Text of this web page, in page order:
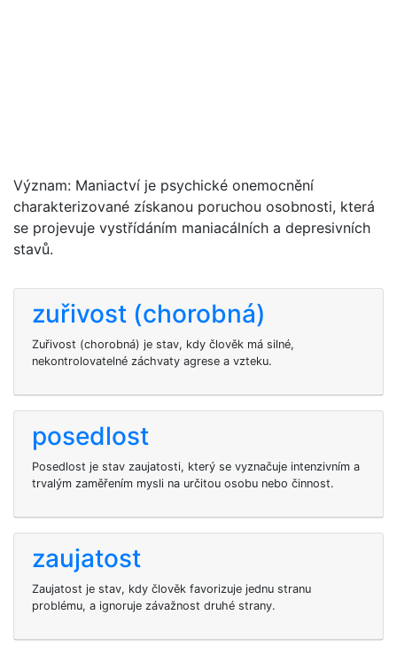
Význam: Maniactví je psychické onemocnění
charakterizované získanou poruchou osobnosti, která
se projevuje vystřídáním maniacálních a depresivních
stavů.
zuřivost (chorobná)
Zuřivost (chorobná) je stav, kdy člověk má silné,
nekontrolovatelné záchvaty agrese a vzteku.
posedlost
Posedlost je stav zaujatosti, který se vyznačuje intenzivním a
trvalým zaměřením mysli na určitou osobu nebo činnost.
zaujatost
Zaujatost je stav, kdy člověk favorizuje jednu stranu
problému, a ignoruje závažnost druhé strany.